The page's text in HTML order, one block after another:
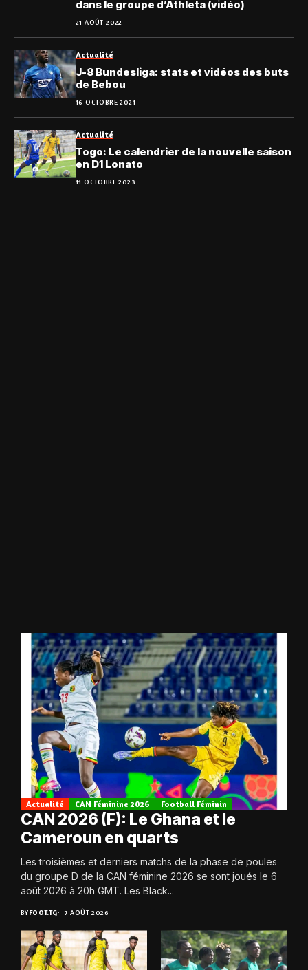
dans le groupe d’Athleta (vidéo)
21 AOÛT 2022
Actualité
J-8 Bundesliga: stats et vidéos des buts
de Bebou
16 OCTOBRE 2021
Actualité
Togo: Le calendrier de la nouvelle saison
en D1 Lonato
11 OCTOBRE 2023
Actualité CAN Féminine 2026 Football Féminin
CAN 2026 (F): Le Ghana et le
Cameroun en quarts
Les troisièmes et derniers matchs de la phase de poules
du groupe D de la CAN féminine 2026 se sont joués le 6
août 2026 à 20h GMT. Les Black...
BYFOOT.TG 7 AOÛT 2026